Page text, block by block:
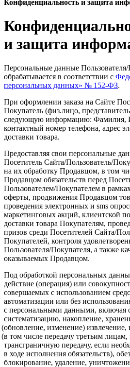
Конфиденциальность и защита
и защита
Персональные данные
обрабатывается в соответствии с
персональных данных» № 152-ФЗ.
При оформлении заказа на Сайте
Покупатель (физ.лицо,
следующую информацию: Фамилия,
контактный номер телефона, адрес
доставки товара.
Предоставляя свои персональные
Посетитель Сайта/Пользователь/
на их обработку Продавцом, в том
Продавцом обязательств перед
Пользователем/Покупателем в
оферты, продвижения Продавцом
проведения электронных и sms
маркетинговых акций, клиентской
доставки товара Покупателям,
призов среди Посетителей Сайта/
Покупателей, контроля
Пользователя/Покупателя, а также
оказываемых Продавцом.
Под обработкой персональных
действие (операция) или
совершаемых с использованием
автоматизации или без
с персональными данными, включая
систематизацию, накопление,
(обновление, изменение) извлечение,
(в том числе передачу третьим
трансграничную передачу, если
в ходе исполнения обязательств),
блокирование, удаление,